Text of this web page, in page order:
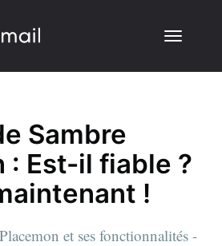
Sambre
: Est-il fiable ?
!
et ses fonctionnalités -